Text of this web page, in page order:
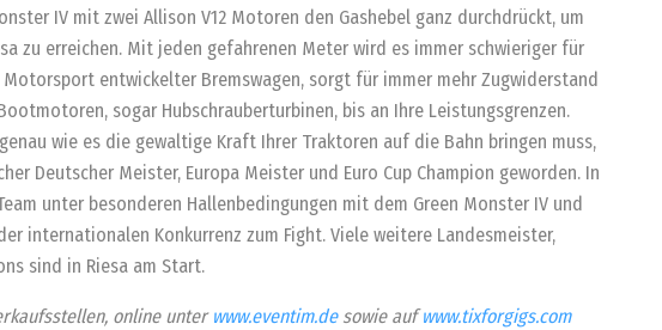
IV mit zwei Allison V12 Motoren den Gashebel ganz durchdrückt, um
zu erreichen. Mit jeden gefahrenen Meter wird es immer schwieriger für
entwickelter Bremswagen, sorgt für immer mehr Zugwiderstand
sogar Hubschrauberturbinen, bis an Ihre Leistungsgrenzen.
wie es die gewaltige Kraft Ihrer Traktoren auf die Bahn bringen muss,
Deutscher Meister, Europa Meister und Euro Cup Champion geworden. In
unter besonderen Hallenbedingungen mit dem Green Monster IV und
internationalen Konkurrenz zum Fight. Viele weitere Landesmeister,
sind in Riesa am Start.
online unter www.eventim.desowie aufwww.tixforgigs.com